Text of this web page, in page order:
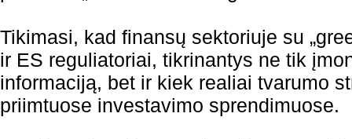
Tikimasi, kad finansų sektoriuje su
ir ES reguliatoriai, tikrinantys ne tik
informaciją, bet ir kiek realiai tvarumo
priimtuose investavimo sprendimuose.